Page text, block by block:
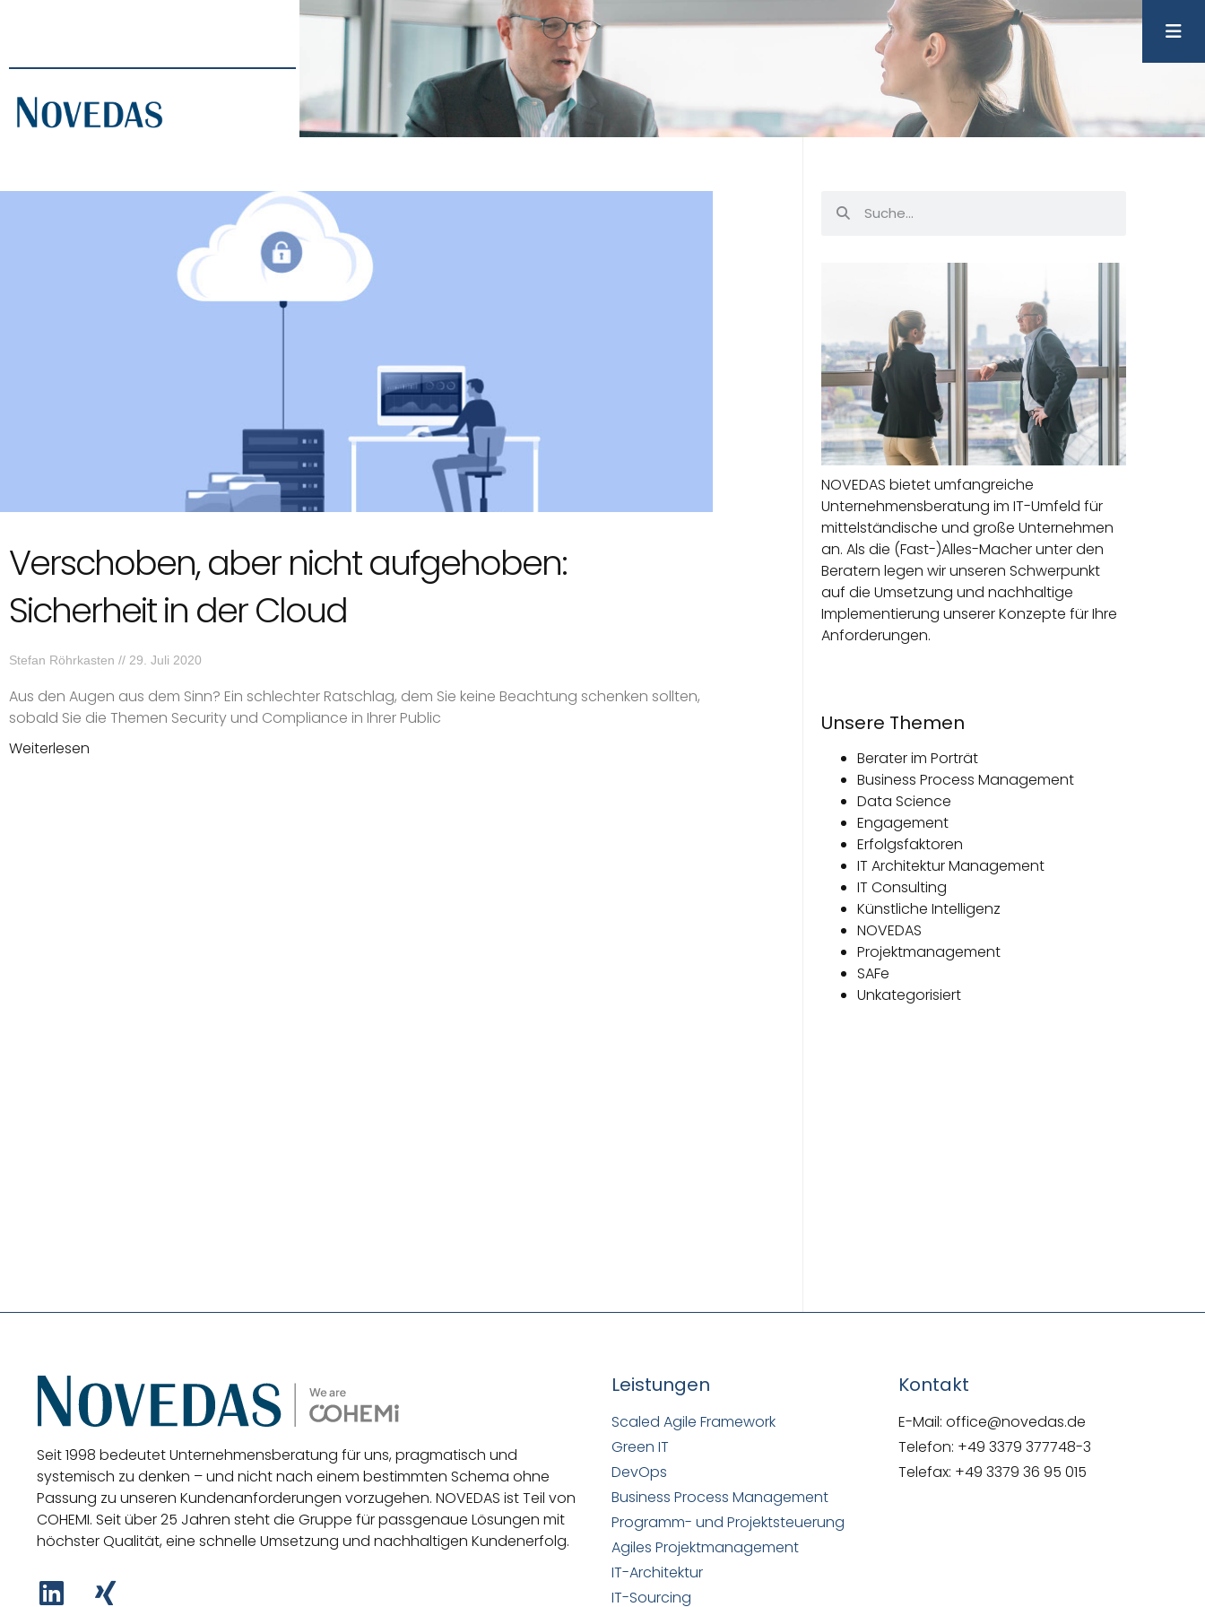
Verschoben, aber nicht aufgehoben:
Sicherheit in der Cloud
Stefan Röhrkasten 29. Juli 2020
Aus den Augen aus dem Sinn? Ein schlechter Ratschlag, dem Sie keine Beachtung schenken sollten,
sobald Sie die Themen Security und Compliance in Ihrer Public
Weiterlesen
NOVEDAS bietet umfangreiche
Unternehmensberatung im IT-Umfeld für
mittelständische und große Unternehmen
an. Als die (Fast-)Alles-Macher unter den
Beratern legen wir unseren Schwerpunkt
auf die Umsetzung und nachhaltige
Implementierung unserer Konzepte für Ihre
Anforderungen.
Unsere Themen
Berater im Porträt
Business Process Management
Data Science
Engagement
Erfolgsfaktoren
IT Architektur Management
IT Consulting
Künstliche Intelligenz
NOVEDAS
Projektmanagement
SAFe
Unkategorisiert
Seit 1998 bedeutet Unternehmensberatung für uns, pragmatisch und
systemisch zu denken – und nicht nach einem bestimmten Schema ohne
Passung zu unseren Kundenanforderungen vorzugehen. NOVEDAS ist Teil von
COHEMI. Seit über 25 Jahren steht die Gruppe für passgenaue Lösungen mit
höchster Qualität, eine schnelle Umsetzung und nachhaltigen Kundenerfolg.
Leistungen
Scaled Agile Framework
Green IT
DevOps
Business Process Management
Programm- und Projektsteuerung
Agiles Projektmanagement
IT-Architektur
IT-Sourcing
Kontakt
E-Mail: office@novedas.de
Telefon: +49 3379 377748-3
Telefax: +49 3379 36 95 015